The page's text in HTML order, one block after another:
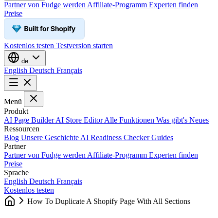
Partner von Fudge werden Affiliate-Programm Experten finden
Preise
Kostenlos testen Testversion starten
de
English Deutsch Français
Menü
Produkt
AI Page BuilderAI Store EditorAlle Funktionen Was gibt's Neues
Ressourcen
Blog Unsere Geschichte AI Readiness CheckerGuides
Partner
Partner von Fudge werden Affiliate-Programm Experten finden
Preise
Sprache
English Deutsch Français
Kostenlos testen
How To Duplicate A Shopify Page With All Sections